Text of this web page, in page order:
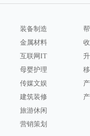
装备制造
金属材料
互联网IT
母婴护理
传媒文娱
建筑装修
旅游休闲
营销策划